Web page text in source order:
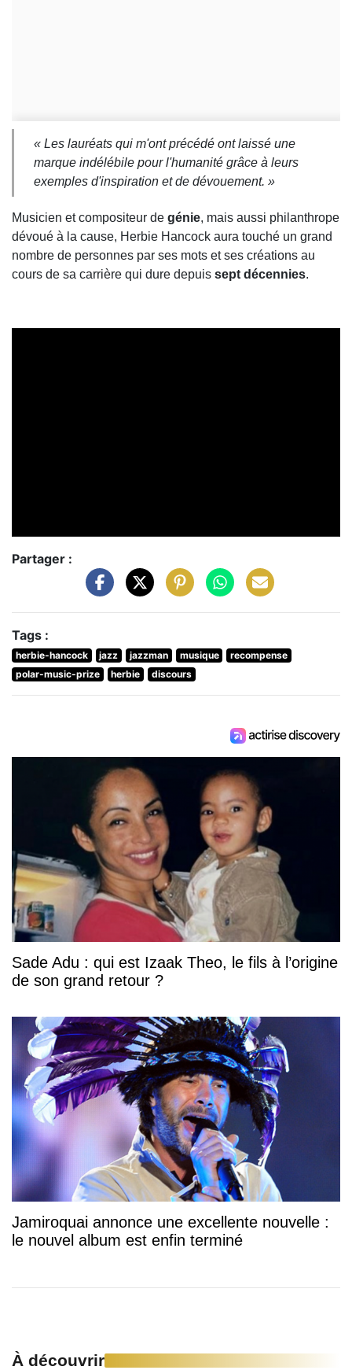
« Les lauréats qui m'ont précédé ont laissé une
marque indélébile pour l'humanité grâce à leurs
exemples d'inspiration et de dévouement. »
Musicien et compositeur de génie, mais aussi philanthrope
dévoué à la cause, Herbie Hancock aura touché un grand
nombre de personnes par ses mots et ses créations au
cours de sa carrière qui dure depuis sept décennies.
Partager :
Tags :
herbie-hancock jazz jazzman musique
recompense
polar-music-prize
herbie discours
Sade Adu : qui est Izaak Theo, le fils à l’origine
de son grand retour ?
Jamiroquai annonce une excellente nouvelle :
le nouvel album est enfin terminé
À découvrir